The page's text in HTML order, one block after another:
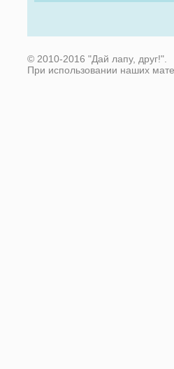
© 2010-2016 "Дай лапу, друг!".
При использовании наших